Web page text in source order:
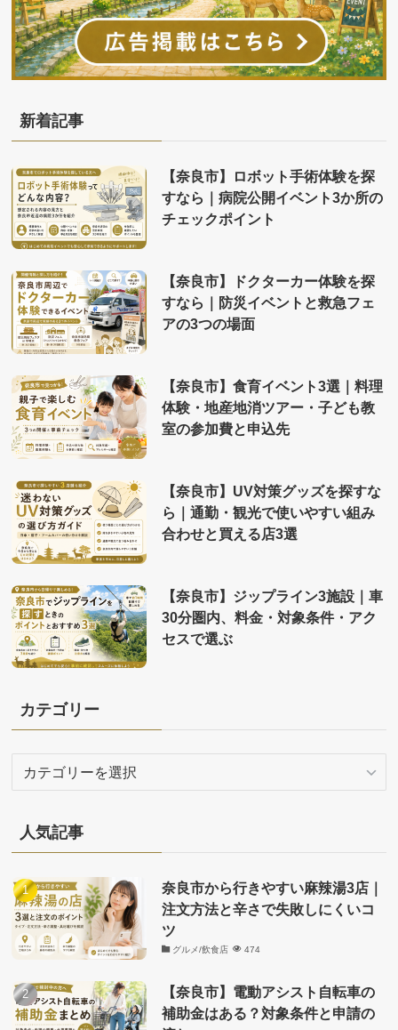
新着記事
【奈良市】ロボット手術体験を探
すなら｜病院公開イベント3か所の
チェックポイント
【奈良市】ドクターカー体験を探
すなら｜防災イベントと救急フェ
アの3つの場面
【奈良市】食育イベント3選｜料理
体験・地産地消ツアー・子ども教
室の参加費と申込先
【奈良市】UV対策グッズを探すな
ら｜通勤・観光で使いやすい組み
合わせと買える店3選
【奈良市】ジップライン3施設｜車
30分圏内、料金・対象条件・アク
セスで選ぶ
カテゴリー
リ
ー
人気記事
奈良市から行きやすい麻辣湯3店｜
注文方法と辛さで失敗しにくいコ
ツ
グルメ/飲食店 474
【奈良市】電動アシスト自転車の
補助金はある？対象条件と申請の